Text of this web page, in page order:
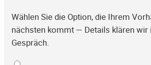
Wählen Sie die Option, die Ihrem
nächsten kommt — Details klären wir
Gespräch.